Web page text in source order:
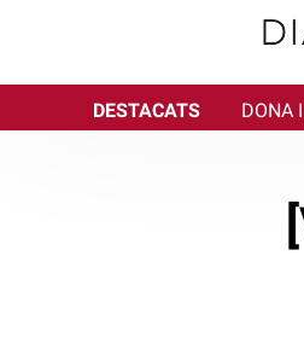
DESTACATS DONA